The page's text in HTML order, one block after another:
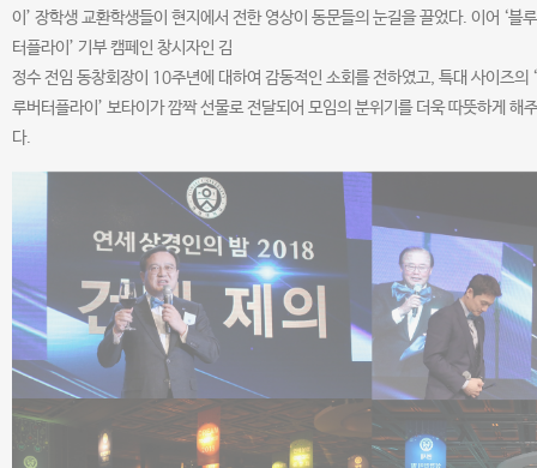
이’ 장학생 교환학생들이 현지에서 전한 영상이 동문들의 눈길을 끌었다. 이어 ‘블
터플라이’ 기부 캠페인 창시자인 김
정수 전임 동창회장이 10주년에 대하여 감동적인 소회를 전하였고, 특대 사이즈의
루버터플라이’ 보타이가 깜짝 선물로 전달되어 모임의 분위기를 더욱 따뜻하게 해
다.